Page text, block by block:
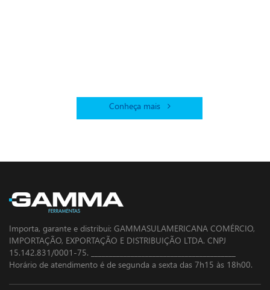
Conheça mais
Importa, garante e distribui: GAMMASULAMERICANA COMÉRCIO,
IMPORTAÇÃO, EXPORTAÇÃO E DISTRIBUIÇÃO LTDA. CNPJ
15.142.831/0001-75. ________________________________________
Horário de atendimento é de segunda a sexta das 7h15 às 18h00.